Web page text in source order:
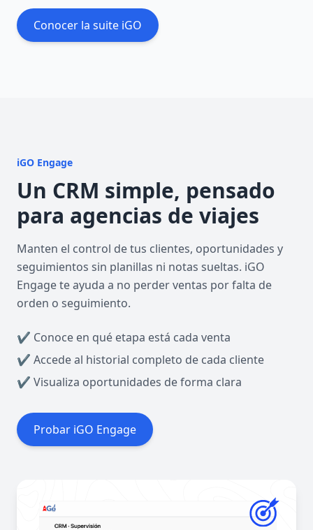
Conocer la suite iGO
iGO Engage
Un CRM simple, pensado
para agencias de viajes
Manten el control de tus clientes, oportunidades y
seguimientos sin planillas ni notas sueltas. iGO
Engage te ayuda a no perder ventas por falta de
orden o seguimiento.
✔ Conoce en qué etapa está cada venta
✔ Accede al historial completo de cada cliente
✔ Visualiza oportunidades de forma clara
Probar iGO Engage